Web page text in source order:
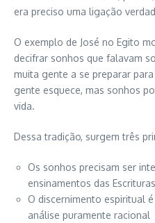
era preciso uma ligação
O exemplo de José no Egito
decifrar sonhos que falavam
muita gente a se preparar
gente esquece, mas sonhos
vida.
Dessa tradição, surgem três
Os sonhos precisam ser
ensinamentos das Escrituras
O discernimento espiritual
análise puramente racional